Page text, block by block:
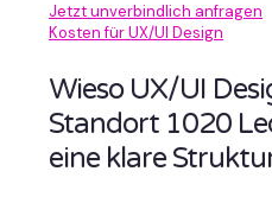
Jetzt unverbindlich anfragen
Kosten für UX/UI Design
Wieso UX/UI
Standort 1020
eine klare